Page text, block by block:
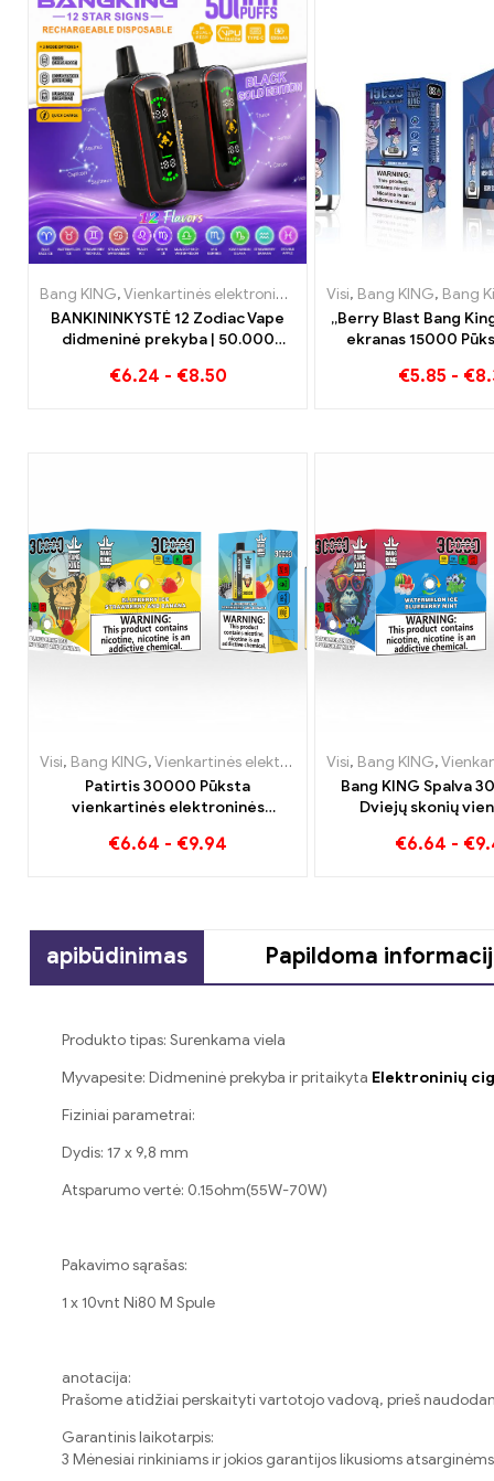
Bang KING,Vienkartinės elektroninės cigaretės ,Vienkartinės
BANKININKYSTĖ 12 Zodiac Vape
didmeninė prekyba | 50.000
€6.24 - €8.50
Visi, Bang KING, Bang King
„Berry Blast Bang
ekranas 15000
cigaretė
€5.85 - €
Visi, Bang KING,Vienkartinės elektroninės cigaretės Lietuva ,
Patirtis 30000 Pūksta
vienkartinės elektroninės
Blueberry Ice ir Braškių bananas
€6.64 - €9.94
Visi, Bang KING,Vienkartinės
Bang KING Spalva
Dviejų skonių
ir persikų mango
€6.64 - €
apibūdinimas Papildoma
Produkto tipas: Surenkama viela
Myvapesite: Didmeninė prekyba ir pritaikyta Elektroninių
Fiziniai parametrai:
Dydis: 17 x 9,8 mm
Atsparumo vertė: 0.15ohm(55W-70W)
Pakavimo sąrašas:
1 x 10vnt Ni80 M Spule
anotacija:
Prašome atidžiai perskaityti vartotojo vadovą, prieš
Garantinis laikotarpis:
3 Mėnesiai rinkiniams ir jokios garantijos likusioms